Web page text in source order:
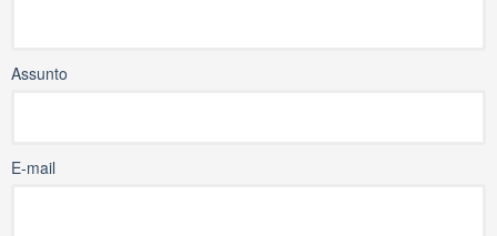
Assunto
E-mail